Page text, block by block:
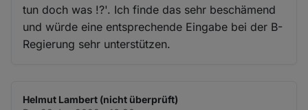
tun doch was !?'. Ich finde das sehr beschämend
und würde eine entsprechende Eingabe bei der B-
Regierung sehr unterstützen.
Helmut Lambert (nicht überprüft)